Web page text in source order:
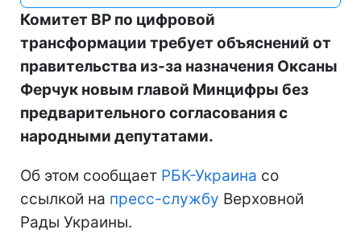
Комитет ВР по цифровой
трансформации требует объяснений от
правительства из-за назначения Оксаны
Ферчук новым главой Минцифры без
предварительного согласования с
народными депутатами.
Об этом сообщает РБК-Украина со
ссылкой на пресс-службу Верховной
Рады Украины.